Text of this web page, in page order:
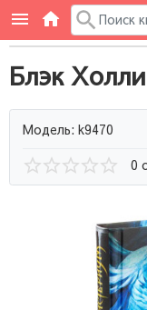
Блэк
Модель: k9470
0